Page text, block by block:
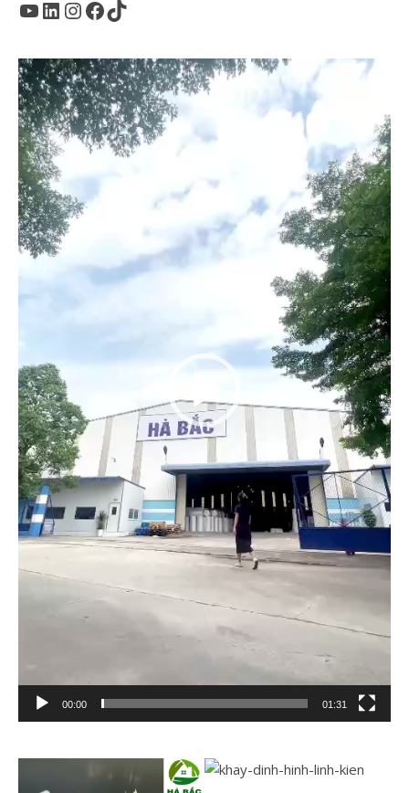
Youtube
LinkedIn
Instagram
Facebook
TikTok
Trình
chơi
Video
00:00 01:31